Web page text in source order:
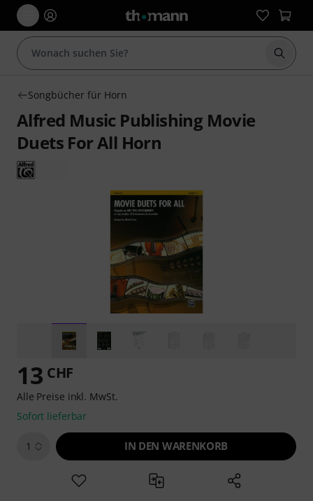
Suche
Songbücher für Horn
Alfred Music Publishing Movie
Duets For All Horn
13 CHF
Alle Preise inkl. MwSt.
Sofort lieferbar
1 IN DEN WARENKORB